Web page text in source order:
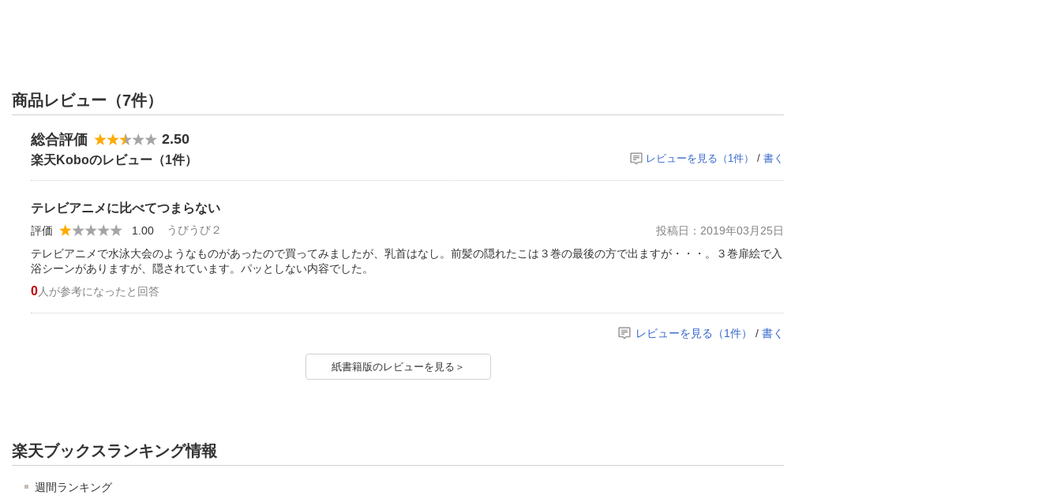
商品レビュー（7件）
総合評価 2.50
楽天Koboのレビュー（1件） レビューを見る（ 1件） / 書く
テレビアニメに比べてつまらない
うびうび２
評価 1.00
投稿日：2019年03月25日
テレビアニメで水泳大会のようなものがあったので買ってみましたが、乳首はなし。前髪の隠れたこは３巻の最後の方で出ますが・・・。３巻扉絵で入
浴シーンがありますが、隠されています。パッとしない内容でした。
0人が参考になったと回答
レビューを見る（1件） / 書く
紙書籍版のレビューを見る＞
楽天ブックスランキング情報
週間ランキング